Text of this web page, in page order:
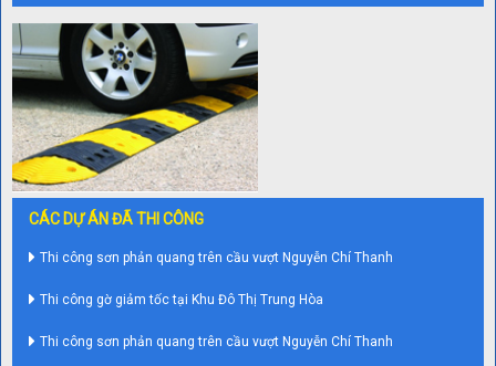
CÁC DỰ ÁN ĐÃ THI CÔNG
Thi công sơn phản quang trên cầu vượt Nguyễn Chí Thanh
Thi công gờ giảm tốc tại Khu Đô Thị Trung Hòa
Thi công sơn phản quang trên cầu vượt Nguyễn Chí Thanh